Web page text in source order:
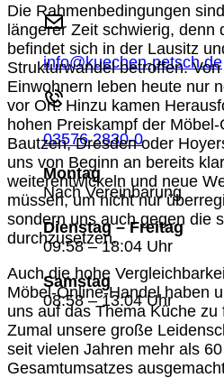
info@kuechen-petsch.de
03576 2830-0
Montag
Nach Vereinbarung
Dienstag – Freitag
09:58 – 18:04 Uhr
Samstag
08:58 – 13:04 Uhr
Die Rahmenbedingungen
längerer Zeit schwierig, denn
befindet sich in der Lausitz
Strukturwandel betroffen.
Einwohnern leben heute nur
vor Ort. Hinzu kamen
hohen Preiskampf der
Bautzen, Dresden oder
uns von Beginn an bereits
weiterentwickeln und neue
müssen, um nicht nur
sondern uns auch gegen die
durchzusetzen.
Auch die hohe
Möbel-Online-Handel haben
uns auf das Thema Küche
Zumal unsere große
seit vielen Jahren mehr als
Gesamtumsatzes